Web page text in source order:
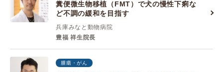
糞便微生物移植（FMT）で犬の慢性下痢な
ど不調の緩和を目指す
兵庫みなと動物病院
豊福 祥生院長
腫瘍・がん